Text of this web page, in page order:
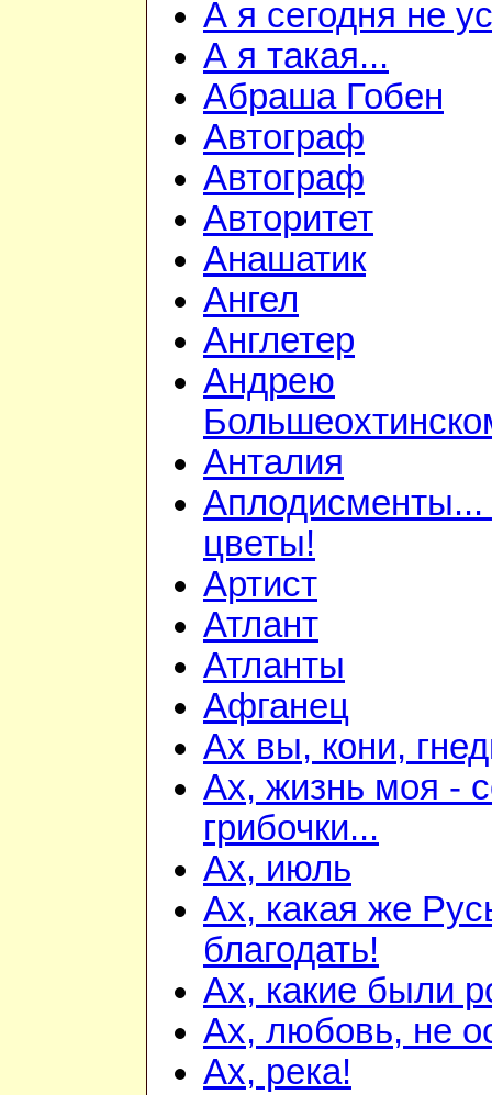
А я сегодня не
А я такая...
Абраша Гобен
Автограф
Автограф
Авторитет
Анашатик
Ангел
Англетер
Андрею
Анталия
Аплодисменты...
цветы!
Артист
Атлант
Атланты
Афганец
Ах вы, кони,
Ах, жизнь моя -
грибочки...
Ах, июль
Ах, какая же
благодать!
Ах, какие были
Ах, любовь, не
Ах, река!